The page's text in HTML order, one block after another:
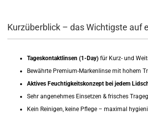
Kurzüberblick – das Wichtigste auf
Tageskontaktlinsen (1-Day) für Kurz- und
Bewährte Premium-Markenlinse mit hohem
Aktives Feuchtigkeitskonzept bei jedem
Sehr angenehmes Einsetzen & frisches
Kein Reinigen, keine Pflege – maximal